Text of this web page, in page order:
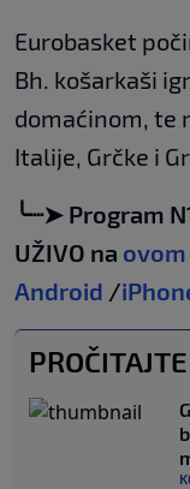
Eurobasket
Bh. košarkaši
domaćinom, te
Italije, Grčke i
╰┈➤ Program
UŽIVO na
Android /